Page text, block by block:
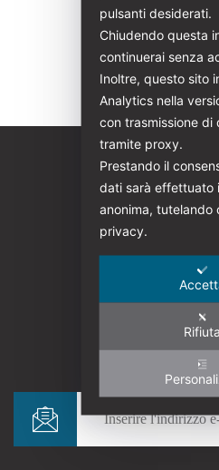
pulsanti desiderati.
Chiudendo questa
continuerai senza
Inoltre, questo sito
Analytics nella
con trasmissione di
tramite proxy.
Prestando il
dati sarà effettuato
anonima, tutelando
privacy.
Rifiuta